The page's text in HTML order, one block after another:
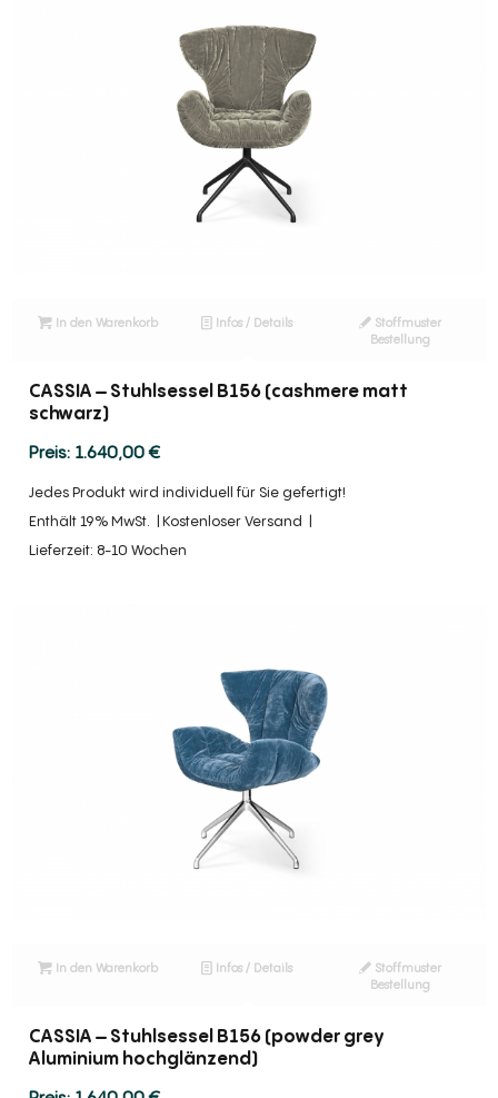
In den Warenkorb Infos / Details
Stoffmuster
Bestellung
CASSIA – Stuhlsessel B156 (cashmere matt
schwarz)
1.640,00€
Jedes Produkt wird individuell für Sie gefertigt!
Enthält 19% MwSt.
Kostenloser Versand
Lieferzeit: 8-10 Wochen
In den Warenkorb Infos / Details
Stoffmuster
Bestellung
CASSIA – Stuhlsessel B156 (powder grey
Aluminium hochglänzend)